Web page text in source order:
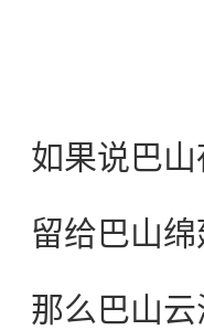
如果说巴
留给巴山
那么巴山云